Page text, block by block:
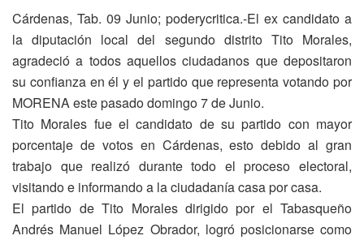
Cárdenas, Tab. 09 Junio; poderycritica.-El ex candidato a
la diputación local del segundo distrito Tito Morales,
agradeció a todos aquellos ciudadanos que depositaron
su confianza en él y el partido que representa votando por
MORENA este pasado domingo 7 de Junio.
Tito Morales fue el candidato de su partido con mayor
porcentaje de votos en Cárdenas, esto debido al gran
trabajo que realizó durante todo el proceso electoral,
visitando e informando a la ciudadanía casa por casa.
El partido de Tito Morales dirigido por el Tabasqueño
Andrés Manuel López Obrador, logró posicionarse como